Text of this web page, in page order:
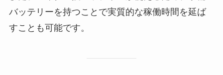
バッテリーを持つことで実質的な稼働時間を延ば
すことも可能です。